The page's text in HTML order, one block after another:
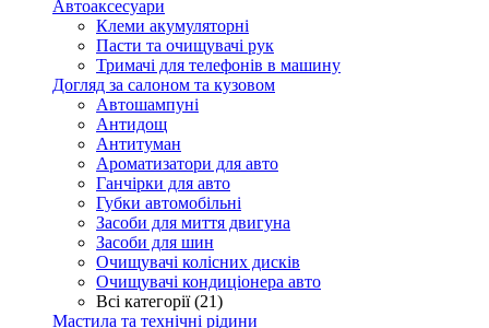
Автоаксесуари
Клеми акумуляторні
Пасти та очищувачі рук
Тримачі для телефонів в машину
Догляд за салоном та кузовом
Автошампуні
Антидощ
Антитуман
Ароматизатори для авто
Ганчірки для авто
Губки автомобільні
Засоби для миття двигуна
Засоби для шин
Очищувачі колісних дисків
Очищувачі кондиціонера авто
Всі категорії (21)
Мастила та технічні рідини